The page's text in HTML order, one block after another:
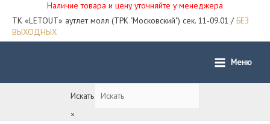
Наличие товара и цену уточняйте у менеджера
ТК «LETOUT» аутлет молл (ТРК "Московский") сек. 11-09.01 / БЕЗ
ВЫХОДНЫХ
Main
Меню
Искать
×